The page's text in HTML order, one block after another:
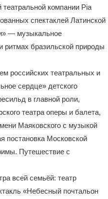
компании Pia
спектаклей Латинской
— музыкальное
ритмах бразильской природы
российских театральных и
сердце» детского
в главной роли,
театра оперы и балета,
Маяковского с музыкой
постановка Московской
Путешествие с
всей семьёй: театр
«Небесный почтальон